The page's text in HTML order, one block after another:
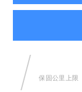
保固公里上限